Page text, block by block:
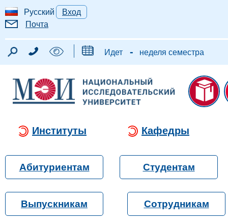
Русский
Вход
Почта
Идет - неделя семестра
Институты Кафедры
Абитуриентам Студентам
Выпускникам Сотрудникам